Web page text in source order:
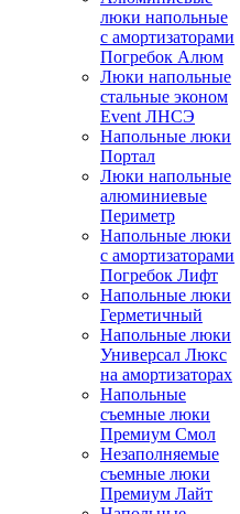
люки напольные
с амортизаторами
Погребок Алюм
Люки напольные
стальные эконом
Event ЛНСЭ
Напольные люки
Портал
Люки напольные
алюминиевые
Периметр
Напольные люки
с амортизаторами
Погребок Лифт
Напольные люки
Герметичный
Напольные люки
Универсал Люкс
на амортизаторах
Напольные
съемные люки
Премиум Смол
Незаполняемые
съемные люки
Премиум Лайт